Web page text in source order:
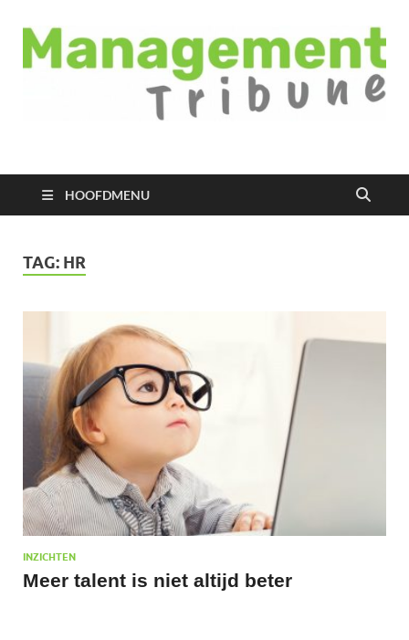
Managementtribune
HOOFDMENU
TAG: HR
INZICHTEN
Meer talent is niet altijd beter